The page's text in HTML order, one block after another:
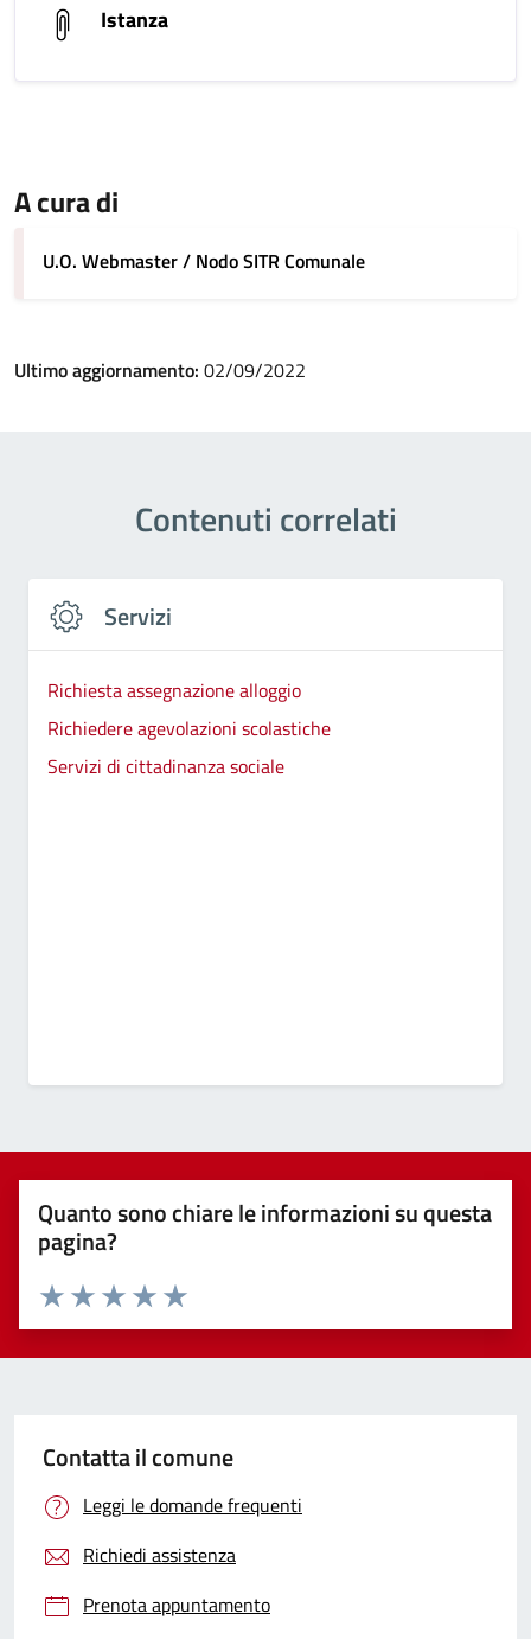
Istanza
A cura di
U.O. Webmaster / Nodo SITR Comunale
Ultimo aggiornamento: 02/09/2022
Contenuti correlati
Servizi
Richiesta assegnazione alloggio
Richiedere agevolazioni scolastiche
Servizi di cittadinanza sociale
Quanto sono chiare le informazioni su questa
pagina?
Valuta 5 stelle su 5
Valuta 4 stelle su 5
Valuta 3 stelle su 5
Valuta 2 stelle su 5
Valuta 1 stelle su 5
Contatta il comune
Leggi le domande frequenti
Richiedi assistenza
Prenota appuntamento